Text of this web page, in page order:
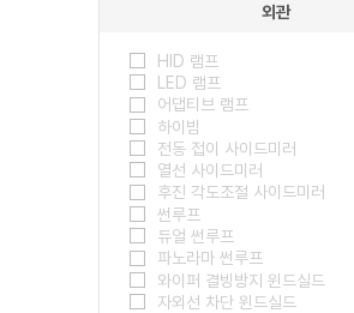
외관
HID 램프
LED 램프
어댑티브 램프
하이빔
전동 접이 사이드미러
열선 사이드미러
후진 각도조절 사이드미러
썬루프
듀얼 썬루프
파노라마 썬루프
와이퍼 결빙방지 윈드실드
자외선 차단 윈드실드